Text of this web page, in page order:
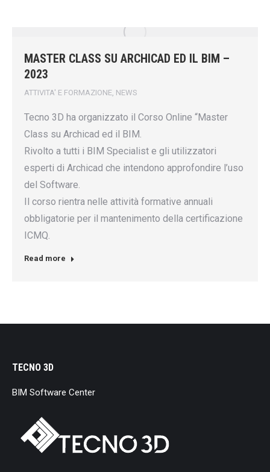
MASTER CLASS SU ARCHICAD ED IL BIM –
2023
ATTIVITA' E FORMAZIONE NEWS
Tecno 3D ha organizzato il Corso Online “Master
Class su Archicad ed il BIM.
Rivolto a tutti i BIM Specialist e gli utilizzatori
esperti di Archicad che intendono approfondire l’uso
del Software.
Il corso rientra nelle attività formative annuali
obbligatorie per il mantenimento della certificazione
ICMQ.
Read more
TECNO 3D
BIM Software Center